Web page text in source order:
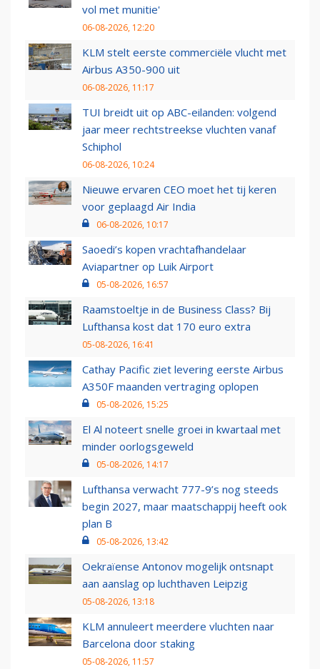
vol met munitie'
06-08-2026, 12:20
KLM stelt eerste commerciële vlucht met
Airbus A350-900 uit
06-08-2026, 11:17
TUI breidt uit op ABC-eilanden: volgend
jaar meer rechtstreekse vluchten vanaf
Schiphol
06-08-2026, 10:24
Nieuwe ervaren CEO moet het tij keren
voor geplaagd Air India
06-08-2026, 10:17
Saoedi’s kopen vrachtafhandelaar
Aviapartner op Luik Airport
05-08-2026, 16:57
Raamstoeltje in de Business Class? Bij
Lufthansa kost dat 170 euro extra
05-08-2026, 16:41
Cathay Pacific ziet levering eerste Airbus
A350F maanden vertraging oplopen
05-08-2026, 15:25
El Al noteert snelle groei in kwartaal met
minder oorlogsgeweld
05-08-2026, 14:17
Lufthansa verwacht 777-9’s nog steeds
begin 2027, maar maatschappij heeft ook
plan B
05-08-2026, 13:42
Oekraïense Antonov mogelijk ontsnapt
aan aanslag op luchthaven Leipzig
05-08-2026, 13:18
KLM annuleert meerdere vluchten naar
Barcelona door staking
05-08-2026, 11:57